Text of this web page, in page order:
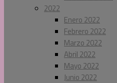
2022
Enero 2022
Febrero 2022
Marzo 2022
Abril 2022
Mayo 2022
Junio 2022